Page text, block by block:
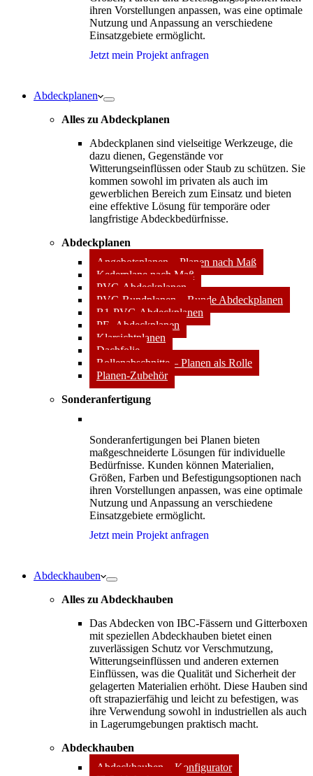
ihren Vorstellungen anpassen, was eine optimale
Nutzung und Anpassung an verschiedene
Einsatzgebiete ermöglicht.
Jetzt mein Projekt anfragen
Abdeckplanen
Alles zu Abdeckplanen
Abdeckplanen sind vielseitige Werkzeuge, die
dazu dienen, Gegenstände vor
Witterungseinflüssen oder Staub zu schützen. Sie
kommen sowohl im privaten als auch im
gewerblichen Bereich zum Einsatz und bieten
eine effektive Lösung für temporäre oder
langfristige Abdeckbedürfnisse.
Abdeckplanen
Angebotsplanen – Planen nach Maß
Kederplane nach Maß
PVC-Abdeckplanen
PVC-Rundplanen – Runde Abdeckplanen
B1-PVC-Abdeckplanen
PE- Abdeckplanen
Klarsichtplanen
Dachfolie
Rollenabschnitte – Planen als Rolle
Planen-Zubehör
Sonderanfertigung
Sonderanfertigungen bei Planen bieten
maßgeschneiderte Lösungen für individuelle
Bedürfnisse. Kunden können Materialien,
Größen, Farben und Befestigungsoptionen nach
ihren Vorstellungen anpassen, was eine optimale
Nutzung und Anpassung an verschiedene
Einsatzgebiete ermöglicht.
Jetzt mein Projekt anfragen
Abdeckhauben
Alles zu Abdeckhauben
Das Abdecken von IBC-Fässern und Gitterboxen
mit speziellen Abdeckhauben bietet einen
zuverlässigen Schutz vor Verschmutzung,
Witterungseinflüssen und anderen externen
Einflüssen, was die Qualität und Sicherheit der
gelagerten Materialien erhöht. Diese Hauben sind
oft strapazierfähig und leicht zu befestigen, was
ihre Verwendung sowohl in industriellen als auch
in Lagerumgebungen praktisch macht.
Abdeckhauben
Abdeckhauben – Konfigurator